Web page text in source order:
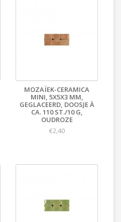
MOZAÏEK-CERAMICA
MINI, 5X5X3 MM,
GEGLACEERD, DOOSJE À
CA. 110 ST./10 G,
OUDROZE
€2,40